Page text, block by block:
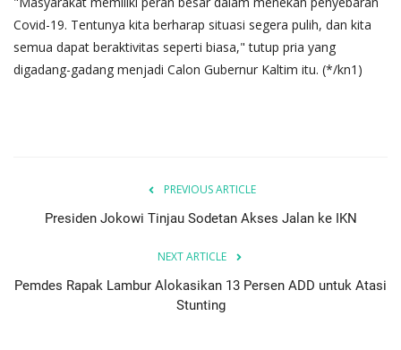
Covid-19. Tentunya kita berharap situasi segera pulih, dan kita
semua dapat beraktivitas seperti biasa," tutup pria yang
digadang-gadang menjadi Calon Gubernur Kaltim itu. (*/kn1)
PREVIOUS ARTICLE
Presiden Jokowi Tinjau Sodetan Akses Jalan ke IKN
NEXT ARTICLE
Pemdes Rapak Lambur Alokasikan 13 Persen ADD untuk Atasi
Stunting